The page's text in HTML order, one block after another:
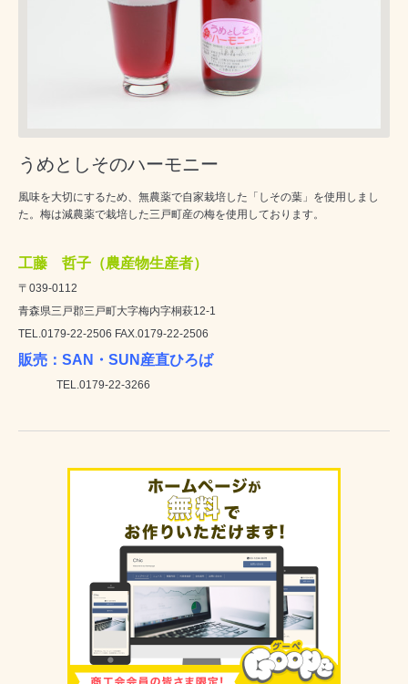
うめとしそのハーモニー
風味を大切にするため、無農薬で自家栽培した「しその葉」を使用しまし
た。梅は減農薬で栽培した三戸町産の梅を使用しております。
工藤 哲子（農産物生産者）
〒039-0112
青森県三戸郡三戸町大字梅内字桐萩12-1
TEL.0179-22-2506 FAX.0179-22-2506
販売：SAN・SUN産直ひろば
TEL.0179-22-3266